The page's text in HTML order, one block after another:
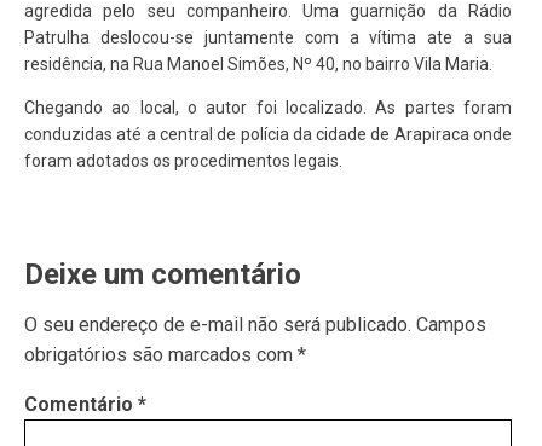
agredida pelo seu companheiro. Uma guarnição da Rádio
Patrulha deslocou-se juntamente com a vítima ate a sua
residência, na Rua Manoel Simões, Nº 40, no bairro Vila Maria.
Chegando ao local, o autor foi localizado. As partes foram
conduzidas até a central de polícia da cidade de Arapiraca onde
foram adotados os procedimentos legais.
Deixe um comentário
O seu endereço de e-mail não será publicado. Campos
obrigatórios são marcados com *
Comentário *